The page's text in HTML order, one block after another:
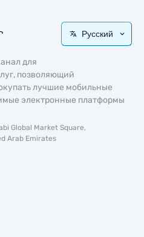
Русский
для
позволяющий
лучшие мобильные
электронные платформы
Global Market Square,
Arab Emirates